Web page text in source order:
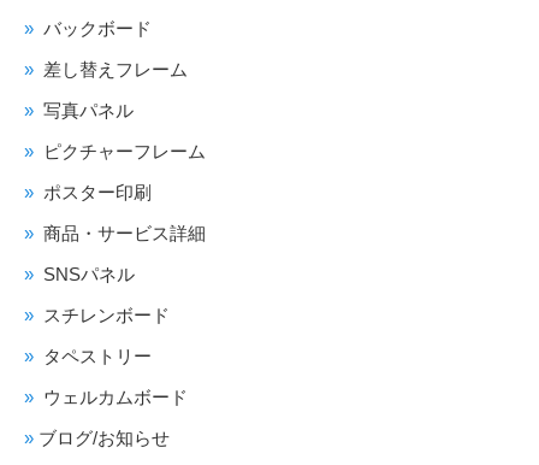
バックボード
差し替えフレーム
写真パネル
ピクチャーフレーム
ポスター印刷
商品・サービス詳細
SNSパネル
スチレンボード
タペストリー
ウェルカムボード
ブログ/お知らせ